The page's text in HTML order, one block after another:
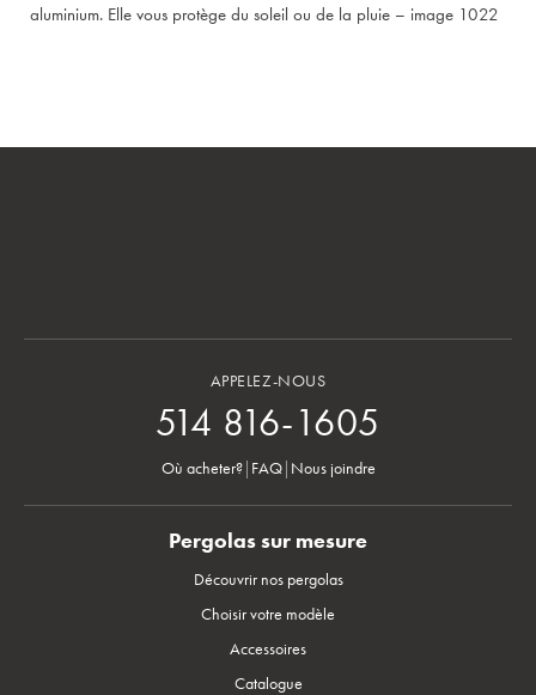
aluminium. Elle vous protège du soleil ou de la pluie – image 1022
APPELEZ-NOUS
514 816-1605
Où acheter?| FAQ| Nous joindre
Pergolas sur mesure
Découvrir nos pergolas
Choisir votre modèle
Accessoires
Catalogue